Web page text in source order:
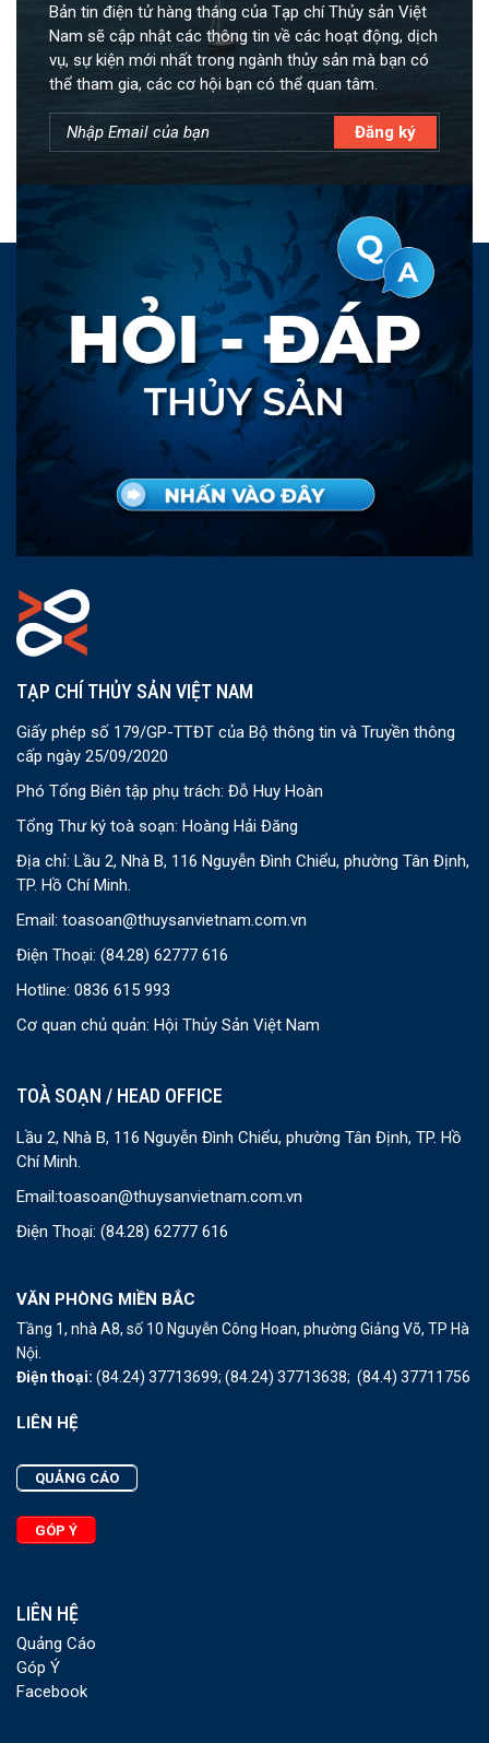
Bản tin điện tử hàng tháng của Tạp chí Thủy sản Việt
Nam sẽ cập nhật các thông tin về các hoạt động, dịch
vụ, sự kiện mới nhất trong ngành thủy sản mà bạn có
thể tham gia, các cơ hội bạn có thể quan tâm.
TẠP CHÍ THỦY SẢN VIỆT NAM
Giấy phép số 179/GP-TTĐT của Bộ thông tin và Truyền thông
cấp ngày 25/09/2020
Phó Tổng Biên tập phụ trách: Đỗ Huy Hoàn
Tổng Thư ký toà soạn: Hoàng Hải Đăng
Địa chỉ: Lầu 2, Nhà B, 116 Nguyễn Đình Chiểu, phường Tân Định,
TP. Hồ Chí Minh.
Email: toasoan@thuysanvietnam.com.vn
Điện Thoại: (84.28) 62777 616
Hotline: 0836 615 993
Cơ quan chủ quản: Hội Thủy Sản Việt Nam
TOÀ SOẠN / HEAD OFFICE
Lầu 2, Nhà B, 116 Nguyễn Đình Chiểu, phường Tân Định, TP. Hồ
Chí Minh.
Email:toasoan@thuysanvietnam.com.vn
Điện Thoại: (84.28) 62777 616
VĂN PHÒNG MIỀN BẮC
Tầng 1, nhà A8, số 10 Nguyễn Công Hoan, phường Giảng Võ, TP Hà
Nội.
Điện thoại: (84.24) 37713699; (84.24) 37713638; (84.4) 37711756
LIÊN HỆ
QUẢNG CÁO
GÓP Ý
LIÊN HỆ
Quảng Cáo
Góp Ý
Facebook